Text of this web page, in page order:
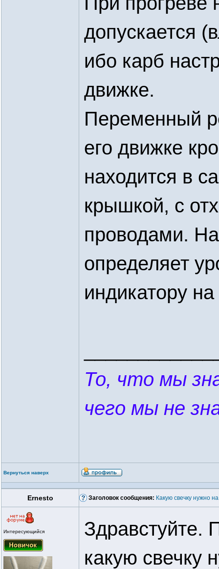
допускается
ибо карб
движке.
Переменный
его движке
находится в
крышкой, с
проводами.
определяет
индикатору
То, что мы
чего мы не
Вернуться наверх
Ernesto Заголовок сообщения: Какую свечку нужно
Интересующийся
Здравстуйте.
какую свечку